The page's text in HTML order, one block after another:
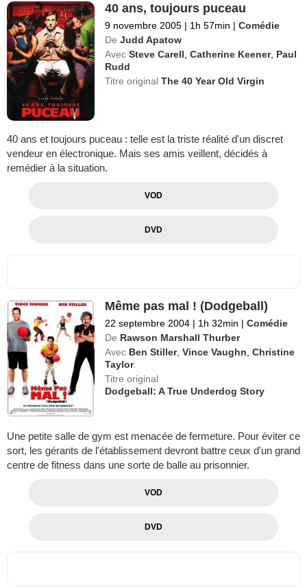
40 ans, toujours puceau
9 novembre 2005 | 1h 57min | Comédie
De Judd Apatow
Avec Steve Carell ,Catherine Keener, Paul
Rudd
Titre originalThe 40 Year Old Virgin
40 ans et toujours puceau : telle est la triste réalité d'un discret
vendeur en électronique. Mais ses amis veillent, décidés à
remédier à la situation.
VOD
DVD
Même pas mal ! (Dodgeball)
22 septembre 2004 | 1h 32min | Comédie
De Rawson Marshall Thurber
Avec Ben Stiller,Vince Vaughn ,Christine
Taylor
Titre original
Dodgeball: A True Underdog Story
Une petite salle de gym est menacée de fermeture. Pour éviter ce
sort, les gérants de l'établissement devront battre ceux d'un grand
centre de fitness dans une sorte de balle au prisonnier.
VOD
DVD